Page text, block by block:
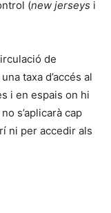
(new jerseys i
de
taxa d’accés al
i en espais on hi
s’aplicarà cap
ni per accedir als